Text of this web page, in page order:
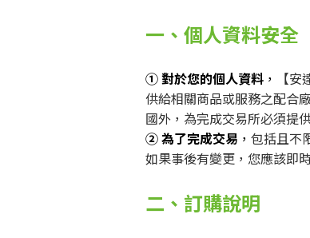
一、個人資料安全
① 對於您的個人資料 ，
【
供給相關商品或服務之配合
國外，為完成交易所必須提
② 為了完成交易 ， 包括且不
如果事後有變更， 您應該即
二、訂購說明